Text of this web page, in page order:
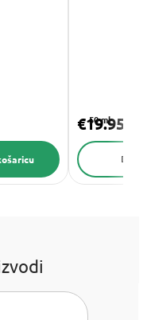
50 ml
€19.95